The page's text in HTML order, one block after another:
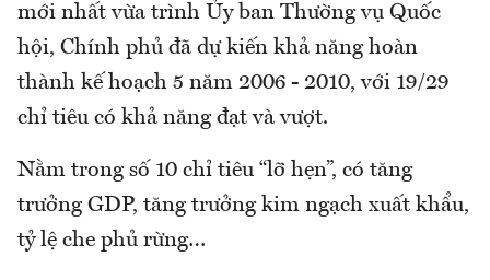
mới nhất vừa trình Ủy ban Thường vụ Quốc
hội, Chính phủ đã dự kiến khả năng hoàn
thành kế hoạch 5 năm 2006 - 2010, với 19/29
chỉ tiêu có khả năng đạt và vượt.
Nằm trong số 10 chỉ tiêu “lỡ hẹn”, có tăng
trưởng GDP, tăng trưởng kim ngạch xuất khẩu,
tỷ lệ che phủ rừng…